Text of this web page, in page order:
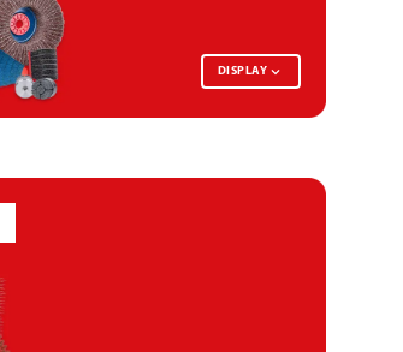
DISPLAY